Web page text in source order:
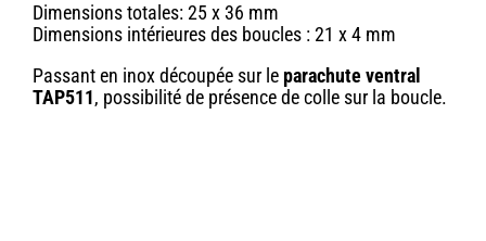
Dimensions totales: 25 x 36 mm
Dimensions intérieures des boucles : 21 x 4 mm
Passant en inox découpée sur le parachute ventral
TAP511, possibilité de présence de colle sur la boucle.